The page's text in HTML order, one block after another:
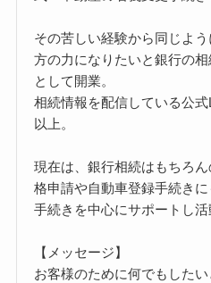
その苦しい経験から同じよ
方の力になりたいと銀行の
として開業。
相続情報を配信している公
以上。
現在は、銀行相続はもちろ
格申請や自動車登録手続き
手続きを中心にサポートし活
【メッセージ】
お客様のために何でもした